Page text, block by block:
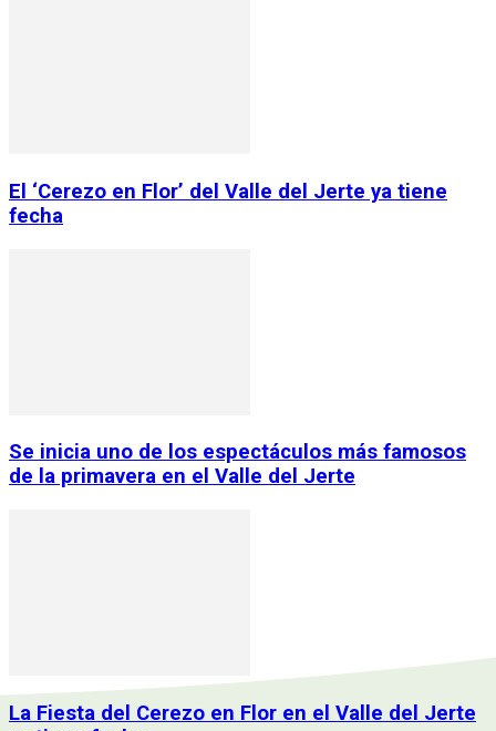
El ‘Cerezo en Flor’ del Valle del Jerte ya tiene
fecha
Se inicia uno de los espectáculos más famosos
de la primavera en el Valle del Jerte
La Fiesta del Cerezo en Flor en el Valle del Jerte